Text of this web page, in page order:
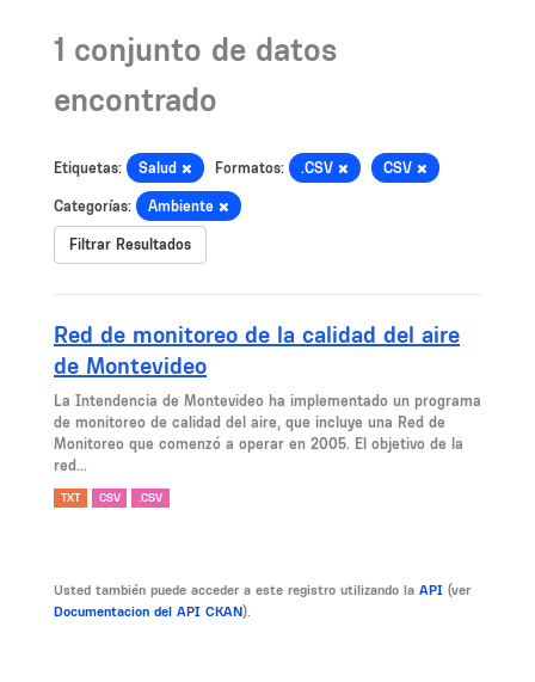
1 conjunto de datos
encontrado
Etiquetas: Salud Formatos: .CSV CSV
Categorías: Ambiente
Filtrar Resultados
Red de monitoreo de la calidad del aire
de Montevideo
La Intendencia de Montevideo ha implementado un programa
de monitoreo de calidad del aire, que incluye una Red de
Monitoreo que comenzó a operar en 2005. El objetivo de la
red...
TXT CSV .CSV
Usted también puede acceder a este registro utilizando la API (ver
Documentacion del API CKAN).